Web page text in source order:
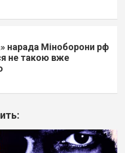
нарада Міноборони рф
не такою вже